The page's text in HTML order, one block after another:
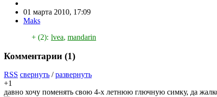
01 марта 2010, 17:09
Maks
+ (2): lvea, mandarin
Комментарии (1)
RSS свернуть /развернуть
+1
давно хочу поменять свою 4-х летнюю глючную симку, да